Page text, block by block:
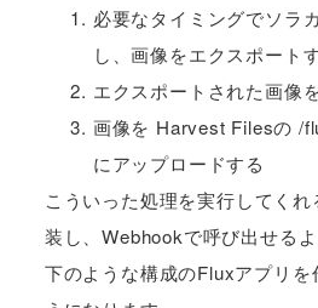
必要なタイミングでソラ
し、画像をエクスポートす
エクスポートされた画像
画像を Harvest Filesの /
にアップロードする
こういった処理を実行してく
装し、Webhookで呼び出せる
下のような構成のFluxアプリを